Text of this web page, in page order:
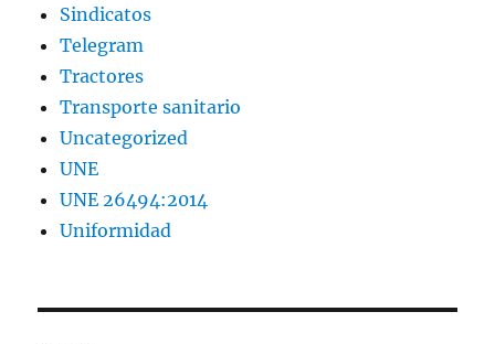
Sindicatos
Telegram
Tractores
Transporte sanitario
Uncategorized
UNE
UNE 26494:2014
Uniformidad